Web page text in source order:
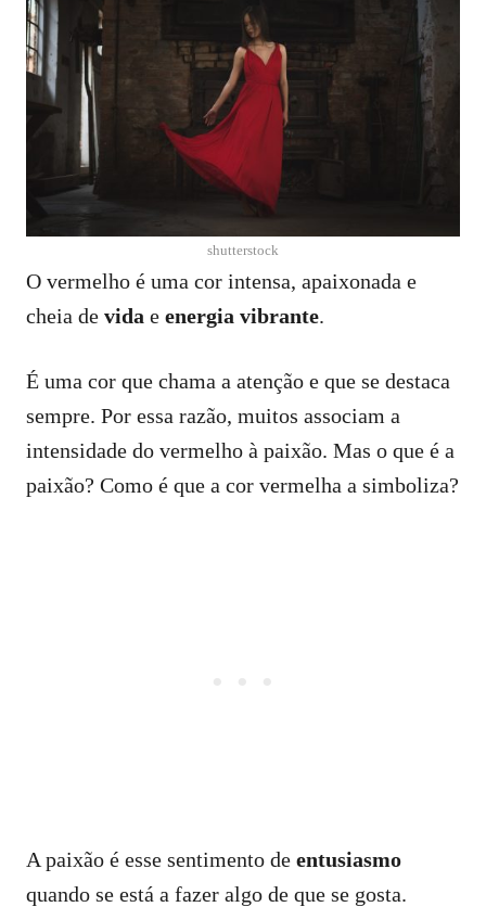
shutterstock
O vermelho é uma cor intensa, apaixonada e
cheia de vida e energia vibrante.
É uma cor que chama a atenção e que se destaca
sempre. Por essa razão, muitos associam a
intensidade do vermelho à paixão. Mas o que é a
paixão? Como é que a cor vermelha a simboliza?
A paixão é esse sentimento de entusiasmo
quando se está a fazer algo de que se gosta.